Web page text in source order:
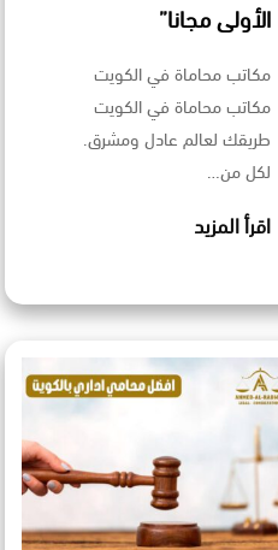
الأولى مجانا”
مكاتب محاماة في الكويت
مكاتب محاماة في الكويت
طريقك لعالم عادل ومشرق.
لكل من…
اقرأ المزيد